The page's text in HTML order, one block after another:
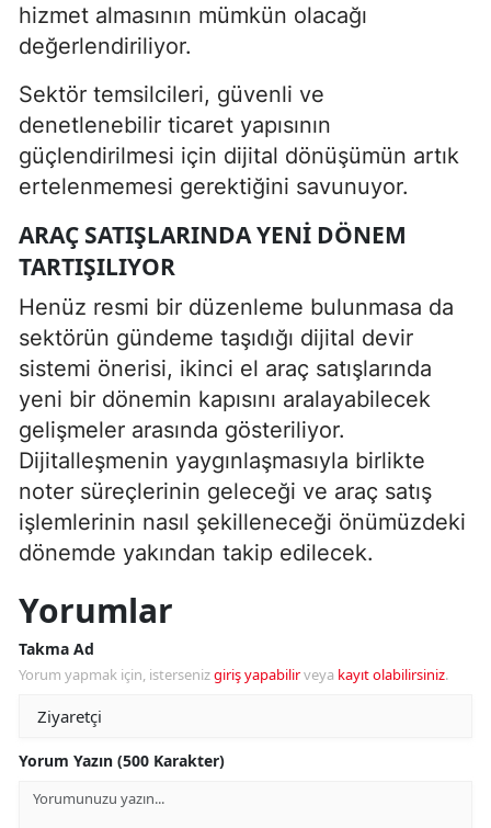
hizmet almasının mümkün olacağı
değerlendiriliyor.
Sektör temsilcileri, güvenli ve
denetlenebilir ticaret yapısının
güçlendirilmesi için dijital dönüşümün artık
ertelenmemesi gerektiğini savunuyor.
ARAÇ SATIŞLARINDA YENI DÖNEM
TARTIŞILIYOR
Henüz resmi bir düzenleme bulunmasa da
sektörün gündeme taşıdığı dijital devir
sistemi önerisi, ikinci el araç satışlarında
yeni bir dönemin kapısını aralayabilecek
gelişmeler arasında gösteriliyor.
Dijitalleşmenin yaygınlaşmasıyla birlikte
noter süreçlerinin geleceği ve araç satış
işlemlerinin nasıl şekilleneceği önümüzdeki
dönemde yakından takip edilecek.
Yorumlar
Takma Ad
Yorum yapmak için, istersenizgiriş yapabilirveya kayıt olabilirsiniz.
Yorum Yazın (500 Karakter)